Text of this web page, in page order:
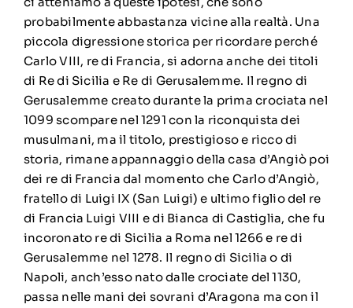
probabilmente abbastanza vicine alla realtà. Una
piccola digressione storica per ricordare perché
Carlo VIII, re di Francia, si adorna anche dei titoli
di Re di Sicilia e Re di Gerusalemme. Il regno di
Gerusalemme creato durante la prima crociata nel
1099 scompare nel 1291 con la riconquista dei
musulmani, ma il titolo, prestigioso e ricco di
storia, rimane appannaggio della casa d’Angiò poi
dei re di Francia dal momento che Carlo d’Angiò,
fratello di Luigi IX (San Luigi) e ultimo figlio del re
di Francia Luigi VIII e di Bianca di Castiglia, che fu
incoronato re di Sicilia a Roma nel 1266 e re di
Gerusalemme nel 1278. Il regno di Sicilia o di
Napoli, anch’esso nato dalle crociate del 1130,
passa nelle mani dei sovrani d’Aragona ma con il